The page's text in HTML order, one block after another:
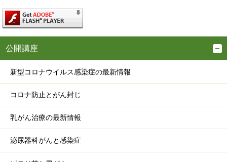
公開講座
新型コロナウイルス感染症の最新情報
コロナ防止とがん封じ
乳がん治療の最新情報
泌尿器科がんと感染症